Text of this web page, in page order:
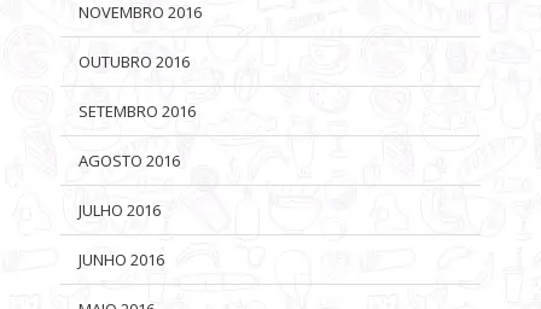
NOVEMBRO 2016
OUTUBRO 2016
SETEMBRO 2016
AGOSTO 2016
JULHO 2016
JUNHO 2016